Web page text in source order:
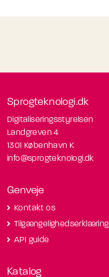
Sprogteknologi.dk
Digitaliseringsstyrelsen
Landgreven 4
1301 København K
info@sprogteknologi.dk
Genveje
Kontakt os
Tilgængelighedserklæring
API guide
Katalog